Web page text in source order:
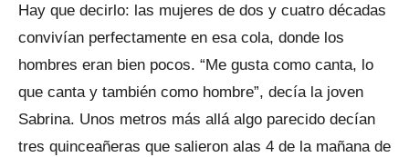
Hay que decirlo: las mujeres de dos y cuatro décadas
convivían perfectamente en esa cola, donde los
hombres eran bien pocos. “Me gusta como canta, lo
que canta y también como hombre”, decía la joven
Sabrina. Unos metros más allá algo parecido decían
tres quinceañeras que salieron alas 4 de la mañana de